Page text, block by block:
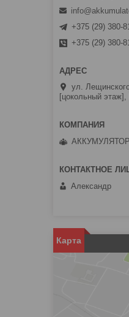
+375 (29) 380-
+375 (29) 380-
ул.
[цокольный
Александр
Карта